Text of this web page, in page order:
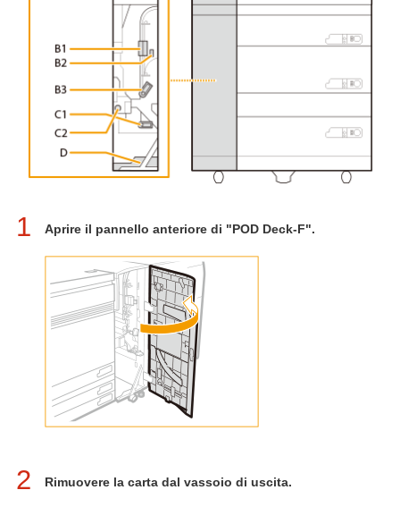
1 Aprire il pannello anteriore di "POD Deck-F".
2 Rimuovere la carta dal vassoio di uscita.